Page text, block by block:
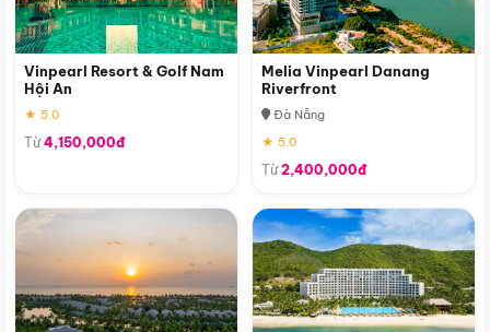
Vinpearl Resort & Golf Nam
Hội An
★ 5.0
Từ4,150,000đ
Melia Vinpearl Danang
Riverfront
Đà Nẵng
★ 5.0
Từ2,400,000đ